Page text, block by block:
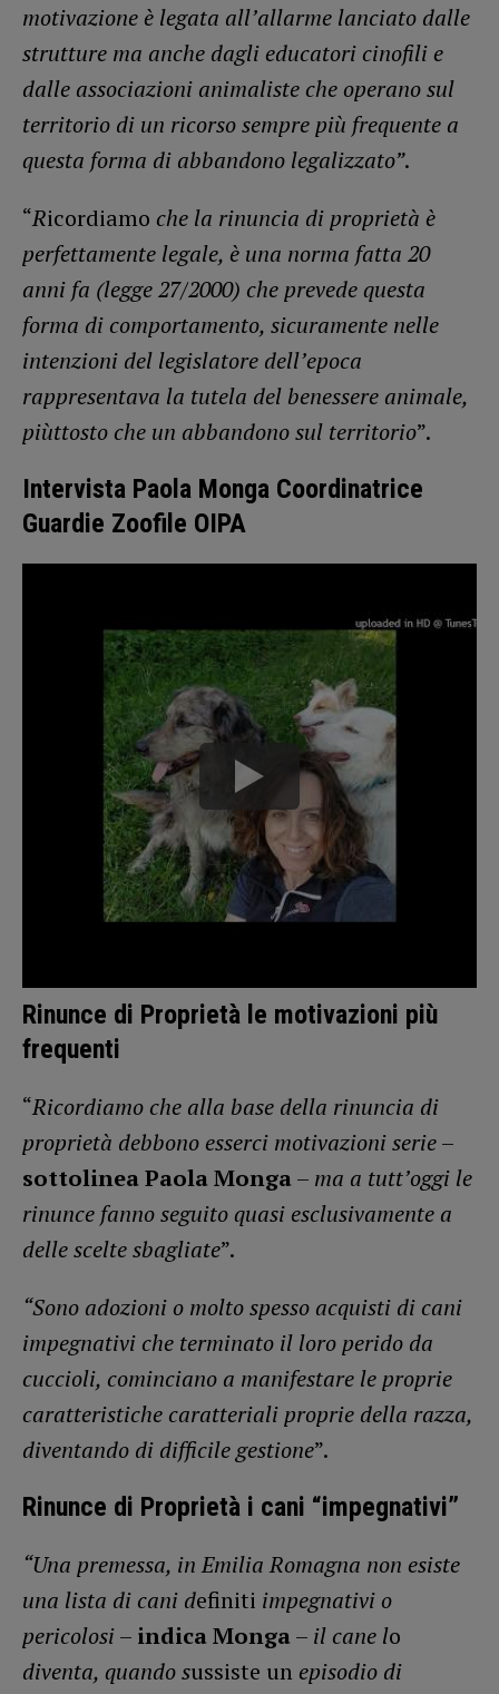
motivazione è legata all’allarme lanciato dalle
strutture ma anche dagli educatori cinofili e
dalle associazioni animaliste che operano sul
territorio di un ricorso sempre più frequente a
questa forma di abbandono legalizzato”.
“Ricordiamo che la rinuncia di proprietà è
perfettamente legale, è una norma fatta 20
anni fa (legge 27/2000) che prevede questa
forma di comportamento, sicuramente nelle
intenzioni del legislatore dell’epoca
rappresentava la tutela del benessere animale,
piùttosto che un abbandono sul territorio”.
Intervista Paola Monga Coordinatrice
Guardie Zoofile OIPA
Rinunce di Proprietà le motivazioni più
frequenti
“Ricordiamo che alla base della rinuncia di
proprietà debbono esserci motivazioni serie–
sottolinea Paola Monga– ma a tutt’oggi le
rinunce fanno seguito quasi esclusivamente a
delle scelte sbagliate”.
“Sono adozioni o molto spesso acquisti di cani
impegnativi che terminato il loro perido da
cuccioli, cominciano a manifestare le proprie
caratteristiche caratteriali proprie della razza,
diventando di difficile gestione”.
Rinunce di Proprietà i cani “impegnativi”
“Una premessa, in Emilia Romagna non esiste
una lista di cani definiti impegnativi o
pericolosi– indica Monga– il cane lo
diventa, quando sussiste un episodio di